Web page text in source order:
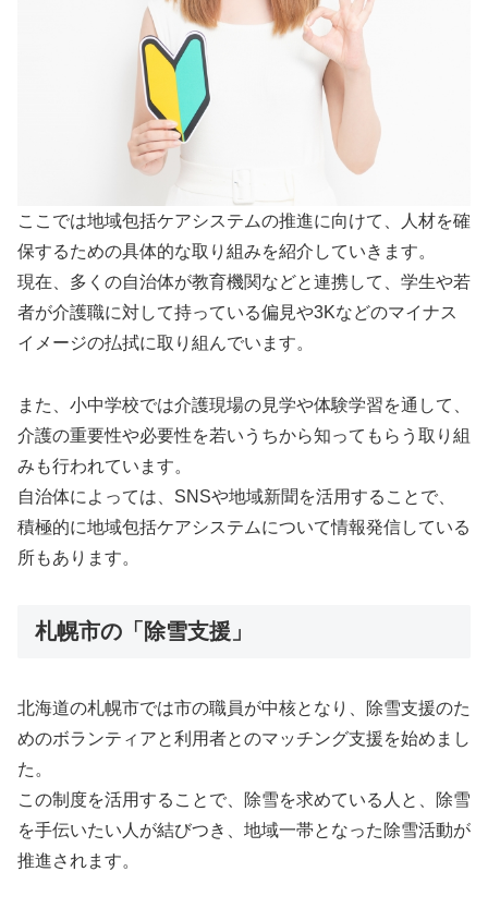
ここでは地域包括ケアシステムの推進に向けて、人材を確
保するための具体的な取り組みを紹介していきます。
現在、多くの自治体が教育機関などと連携して、学生や若
者が介護職に対して持っている偏見や3Kなどのマイナス
イメージの払拭に取り組んでいます。
また、小中学校では介護現場の見学や体験学習を通して、
介護の重要性や必要性を若いうちから知ってもらう取り組
みも行われています。
自治体によっては、SNSや地域新聞を活用することで、
積極的に地域包括ケアシステムについて情報発信している
所もあります。
札幌市の「除雪支援」
北海道の札幌市では市の職員が中核となり、除雪支援のた
めのボランティアと利用者とのマッチング支援を始めまし
た。
この制度を活用することで、除雪を求めている人と、除雪
を手伝いたい人が結びつき、地域一帯となった除雪活動が
推進されます。